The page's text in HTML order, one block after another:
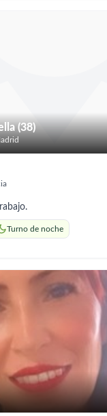
(38)
Turno de noche